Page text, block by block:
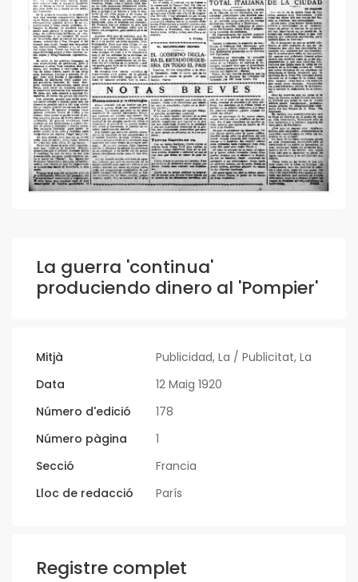
La guerra 'continua'
produciendo dinero al 'Pompier'
Mitjà
Publicidad, La / Publicitat, La
Data
12 Maig 1920
Número d'edició
178
Número pàgina
1
Secció
Francia
Lloc de redacció
París
Registre complet